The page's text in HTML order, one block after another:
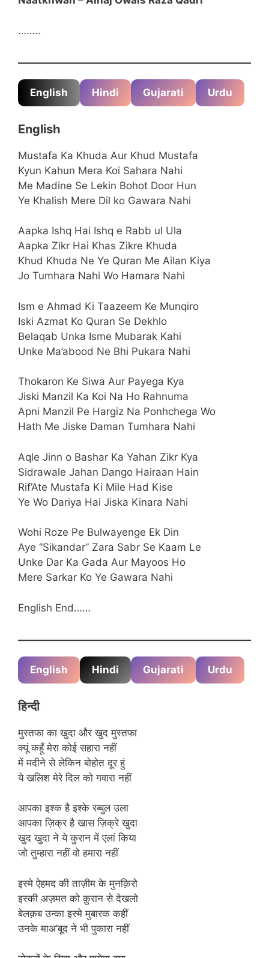
……..
English Hindi Gujarati Urdu
English
Mustafa Ka Khuda Aur Khud Mustafa
Kyun Kahun Mera Koi Sahara Nahi
Me Madine Se Lekin Bohot Door Hun
Ye Khalish Mere Dil ko Gawara Nahi
Aapka Ishq Hai Ishq e Rabb ul Ula
Aapka Zikr Hai Khas Zikre Khuda
Khud Khuda Ne Ye Quran Me Ailan Kiya
Jo Tumhara Nahi Wo Hamara Nahi
Ism e Ahmad Ki Taazeem Ke Munqiro
Iski Azmat Ko Quran Se Dekhlo
Belaqab Unka Isme Mubarak Kahi
Unke Ma’abood Ne Bhi Pukara Nahi
Thokaron Ke Siwa Aur Payega Kya
Jiski Manzil Ka Koi Na Ho Rahnuma
Apni Manzil Pe Hargiz Na Ponhchega Wo
Hath Me Jiske Daman Tumhara Nahi
Aqle Jinn o Bashar Ka Yahan Zikr Kya
Sidrawale Jahan Dango Hairaan Hain
Rif’Ate Mustafa Ki Mile Had Kise
Ye Wo Dariya Hai Jiska Kinara Nahi
Wohi Roze Pe Bulwayenge Ek Din
Aye “Sikandar” Zara Sabr Se Kaam Le
Unke Dar Ka Gada Aur Mayoos Ho
Mere Sarkar Ko Ye Gawara Nahi
English End……
English Hindi Gujarati Urdu
हिन्दी
मुस्तफा का खुदा और खुद मुस्तफा
क्यूं कहूँ मेरा कोई सहारा नहीं
में मदीने से लेकिन बोहोत दूर हुं
ये खलिश मेरे दिल को गवारा नहीं
आपका इश्क है इश्के रब्बुल उला
आपका ज़िक्र है खास ज़िक्रे खुदा
खुद खुदा ने ये कुरान में एलां किया
जो तुम्हारा नहीं वो हमारा नहीं
इस्मे ऐहमद की ताज़ीम के मुनक़िरो
इस्की अज़मत को क़ुरान से देखलो
बेलक़ब उन्का इस्मे मुबारक कहीं
उनके माअ’बूद ने भी पुकारा नहीं